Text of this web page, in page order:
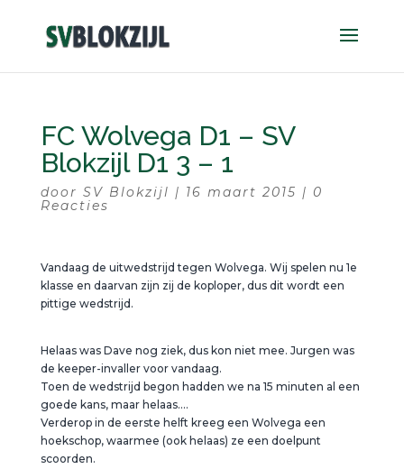
FC Wolvega D1 – SV
Blokzijl D1 3 – 1
door SV Blokzijl | 16 maart 2015 | 0
Reacties
Vandaag de uitwedstrijd tegen Wolvega. Wij spelen nu 1e
klasse en daarvan zijn zij de koploper, dus dit wordt een
pittige wedstrijd.
Helaas was Dave nog ziek, dus kon niet mee. Jurgen was
de keeper-invaller voor vandaag.
Toen de wedstrijd begon hadden we na 15 minuten al een
goede kans, maar helaas….
Verderop in de eerste helft kreeg een Wolvega een
hoekschop, waarmee (ook helaas) ze een doelpunt
scoorden.